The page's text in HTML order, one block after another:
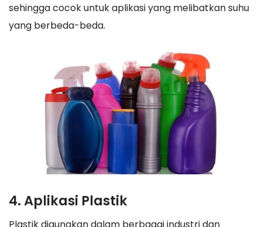
sehingga cocok untuk aplikasi yang melibatkan suhu
yang berbeda-beda.
4. Aplikasi Plastik